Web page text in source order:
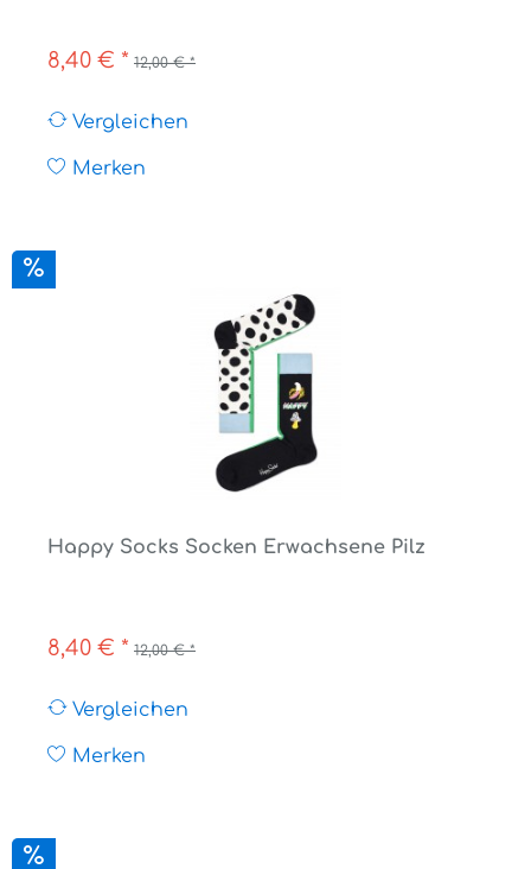
8,40 € * 12,00 € *
Vergleichen
Merken
Happy Socks Socken Erwachsene Pilz
8,40 € * 12,00 € *
Vergleichen
Merken